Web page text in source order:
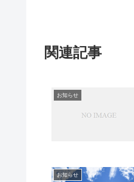
関連記事
お知らせ
お知らせ